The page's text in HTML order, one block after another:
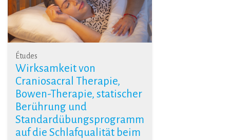
Études
Wirksamkeit von
Craniosacral Therapie,
Bowen-Therapie, statischer
Berührung und
Standardübungsprogramm
auf die Schlafqualität beim